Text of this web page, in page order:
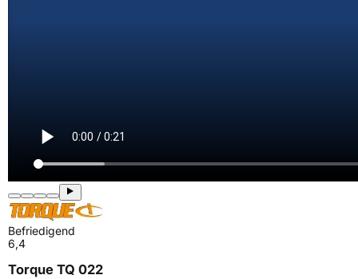
Befriedigend
6,4
Torque TQ 022